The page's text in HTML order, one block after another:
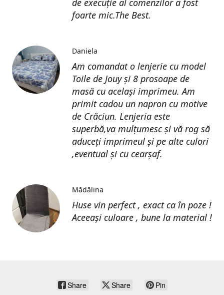
de execuție al comenzilor a fost
foarte mic.The Best.
Am comandat o lenjerie cu model
Toile de Jouy și 8 prosoape de
masă cu același imprimeu. Am
primit cadou un napron cu motive
de Crăciun. Lenjeria este
superbă,va mulțumesc și vă rog să
aduceți imprimeul și pe alte culori
,eventual și cu cearșaf.
Daniela
Huse vin perfect , exact ca în poze !
Aceeași culoare , bune la material !
Mădălina
Share Share Pin